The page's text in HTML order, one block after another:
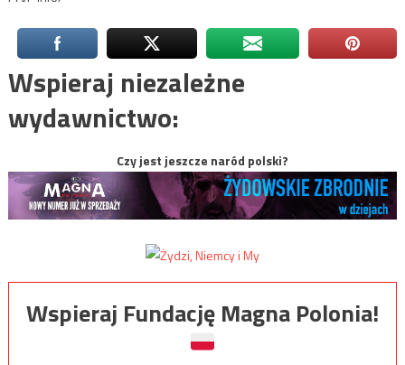
Wspieraj niezależne
wydawnictwo:
Czy jest jeszcze naród polski?
Wspieraj Fundację Magna Polonia!